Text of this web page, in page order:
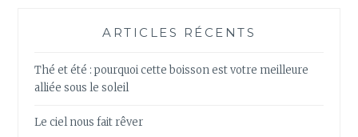
ARTICLES RÉCENTS
Thé et été : pourquoi cette boisson est votre meilleure
alliée sous le soleil
Le ciel nous fait rêver